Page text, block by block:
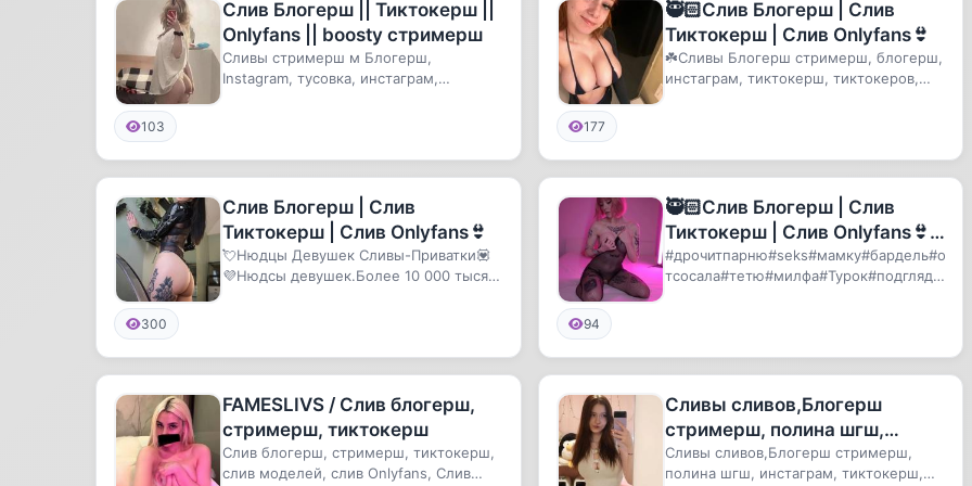
Слив Блогерш || Тиктокерш ||
Onlyfans || boosty стримерш
Сливы стримерш м Блогерш,
Instagram, тусовка, инстаграм,
103
🥷🏻Слив Блогерш | Слив
Тиктокерш | Слив Onlyfans👙
☘️Сливы Блогерш стримерш, блогерш,
инстаграм, тиктокерш, тиктокеров,
177
Слив Блогерш | Слив
Тиктокерш | Слив Onlyfans👙
💘Нюдцы Девушек Сливы-Приватки💟
💜Нюдсы девушек.Более 10 000 тысяч
300
🥷🏻Слив Блогерш | Слив
Тиктокерш | Слив Onlyfans👙
В нашем телеграмм канале
вы найдете:
#дрочитпарню#seks#мамку#бардель#о
тсосала#тетю#милфа#Турок#подгляды
94
FAMESLIVS / Слив блогерш,
стримерш, тиктокерш
Слив блогерш, стримерш, тиктокерш,
слив моделей, слив Onlyfans, Слив
Сливы сливов,Блогерш
стримерш, полина шгш,
инстаграм, тиктокерш,
тиктокеров, тикток, сливы,
Сливы сливов,Блогерш стримерш,
полина шгш, инстаграм, тиктокерш,